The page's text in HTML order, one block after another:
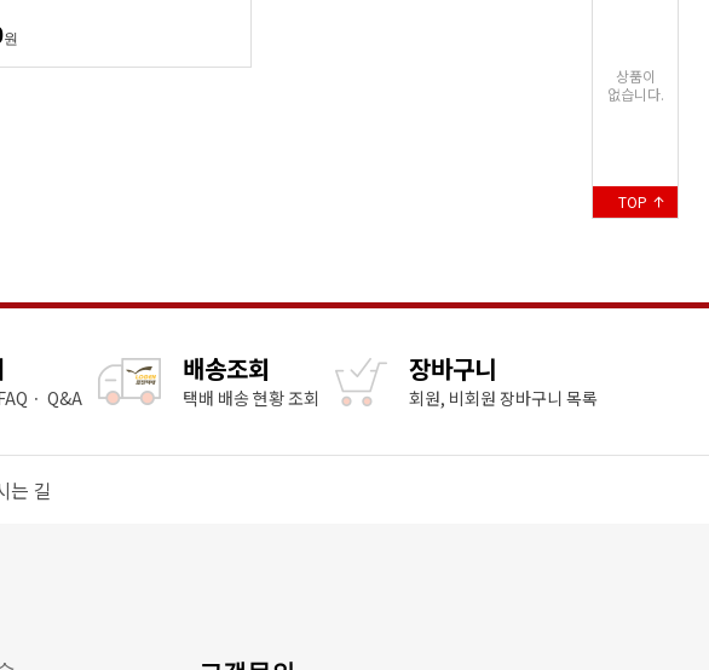
상품이
없습니다.
TOP
원
ㆍ Q&A
배송조회
택배 배송 현황 조회
장바구니
회원, 비회원 장바구니 목록
는 길